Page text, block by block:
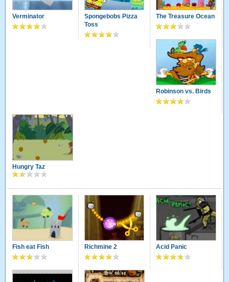
Verminator
Spongebobs Pizza
Toss
The Treasure Ocean
Robinson vs. Birds
Hungry Taz
Fish eat Fish Richmine 2 Acid Panic